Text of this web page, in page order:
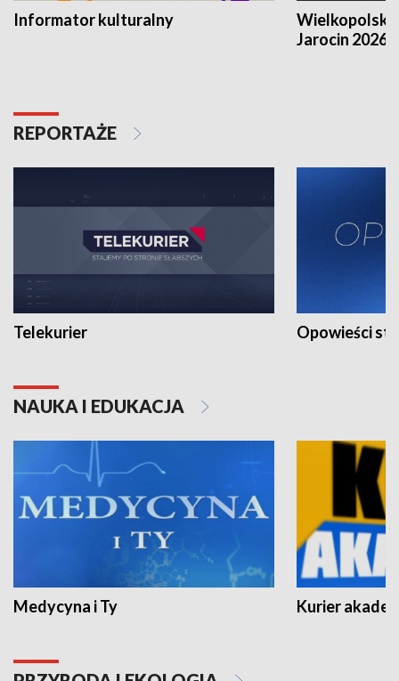
Informator kulturalny
Jarocin 2026
REPORTAŻE
Telekurier Opowieści
NAUKA I EDUKACJA
Medycyna i Ty Kurier